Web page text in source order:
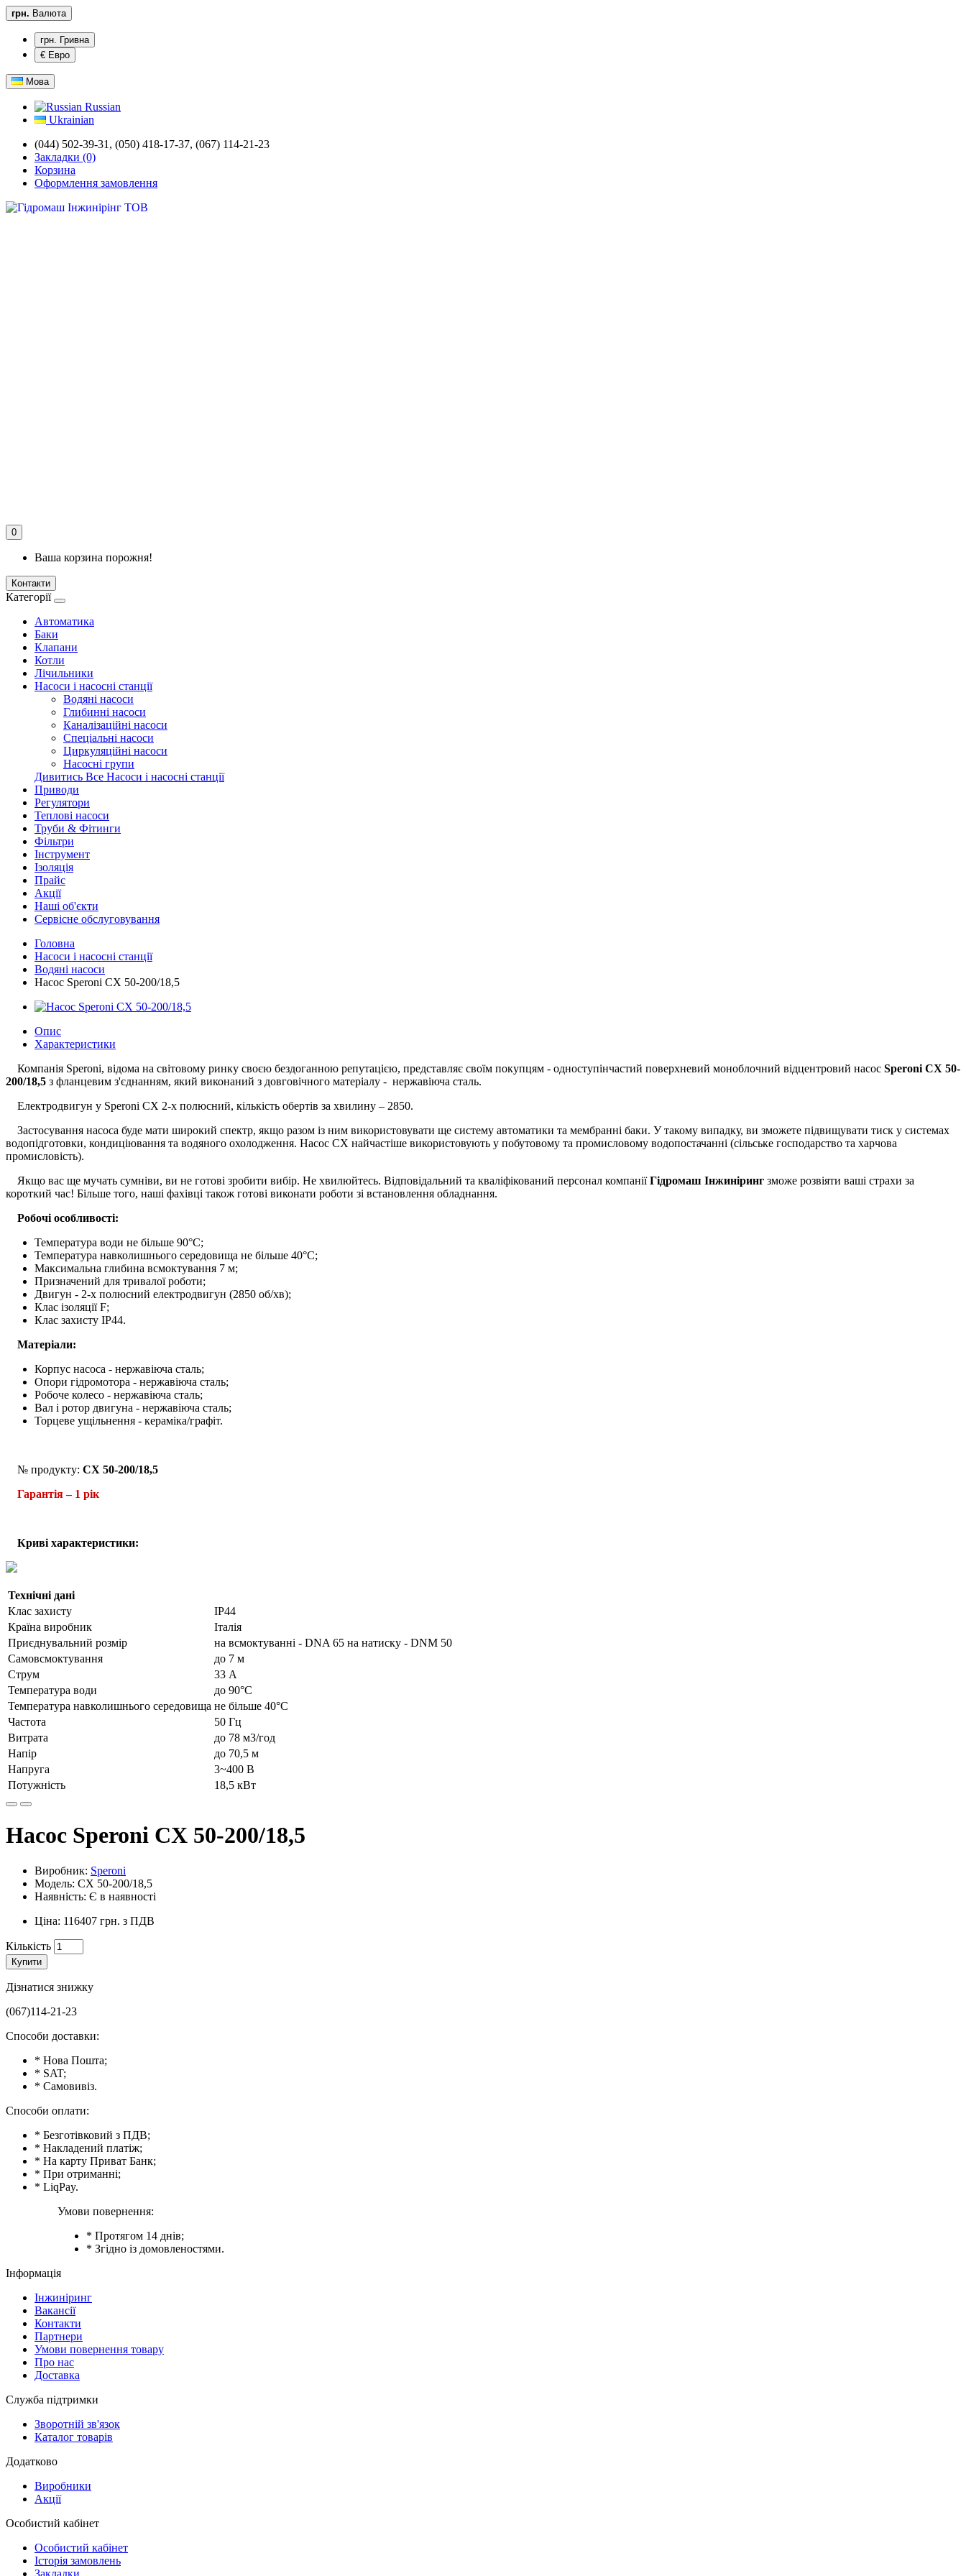
грн. Валюта
грн. Гривна
€ Евро
Мова
Russian
Ukrainian
(044) 502-39-31, (050) 418-17-37, (067) 114-21-23
Закладки (0)
Корзина
Оформлення замовлення
0
Ваша корзина порожня!
Контакти
Категорії
Автоматика
Баки
Клапани
Котли
Лічильники
Насоси і насосні станції
Водяні насоси
Глибинні насоси
Каналізаційні насоси
Спеціальні насоси
Циркуляційні насоси
Насосні групи
Дивитись Все Насоси і насосні станції
Приводи
Регулятори
Теплові насоси
Труби & Фітинги
Фільтри
Інструмент
Ізоляція
Прайс
Акції
Наші об'єкти
Сервісне обслуговування
Головна
Насоси і насосні станції
Водяні насоси
Насос Speroni CX 50-200/18,5
Опис
Характеристики
Компанія Speroni, відома на світовому ринку своєю бездоганною репутацією, представляє своїм покупцям - одноступінчастий поверхневий моноблочний відцентровий насос Speroni CX 50-
200/18,5 з фланцевим з'єднанням, який виконаний з довговічного матеріалу - нержавіюча сталь.
Електродвигун у Speroni CX 2-х полюсний, кількість обертів за хвилину – 2850.
Застосування насоса буде мати широкий спектр, якщо разом із ним використовувати ще систему автоматики та мембранні баки. У такому випадку, ви зможете підвищувати тиск у системах
водопідготовки, кондиціювання та водяного охолодження. Насос CX найчастіше використовують у побутовому та промисловому водопостачанні (сільське господарство та харчова
промисловість).
Якщо вас ще мучать сумніви, ви не готові зробити вибір. Не хвилюйтесь. Відповідальний та кваліфікований персонал компаніїГідромаш Інжиніринг зможе розвіяти ваші страхи за
короткий час! Більше того, наші фахівці також готові виконати роботи зі встановлення обладнання.
Робочі особливості:
Температура води не більше 90°C;
Температура навколишнього середовища не більше 40°C;
Максимальна глибина всмоктування 7 м;
Призначений для тривалої роботи;
Двигун - 2-х полюсний електродвигун (2850 об/хв);
Клас ізоляції F;
Клас захисту IP44.
Матеріали:
Корпус насоса - нержавіюча сталь;
Опори гідромотора - нержавіюча сталь;
Робоче колесо - нержавіюча сталь;
Вал і ротор двигуна - нержавіюча сталь;
Торцеве ущільнення - кераміка/графіт.
№ продукту: CX 50-200/18,5
Гарантія – 1 рік
Криві характеристики:
Технічні дані
Клас захисту
IP44
Країна виробник
Італія
Приєднувальний розмір
на всмоктуванні - DNA 65 на натиску - DNM 50
Самовсмоктування
до 7 м
Струм
33 А
Температура води
до 90°C
Температура навколишнього середовища не більше 40°C
Частота
50 Гц
Витрата
до 78 м3/год
Напір
до 70,5 м
Напруга
3~400 В
Потужність
18,5 кВт
Насос Speroni CX 50-200/18,5
Виробник: Speroni
Модель: CX 50-200/18,5
Наявність: Є в наявності
Ціна: 116407 грн. з ПДВ
Кількість
Купити
Дізнатися знижку
(067)114-21-23
Способи доставки:
* Нова Пошта;
* SAT;
* Самовивіз.
Способи оплати:
* Безготівковий з ПДВ;
* Накладений платіж;
* На карту Приват Банк;
* При отриманні;
* LiqPay.
Умови повернення:
* Протягом 14 днів;
* Згідно із домовленостями.
Інформація
Інжиніринг
Вакансії
Контакти
Партнери
Умови повернення товару
Про нас
Доставка
Служба підтримки
Зворотній зв'язок
Каталог товарів
Додатково
Виробники
Акції
Особистий кабінет
Особистий кабінет
Історія замовлень
Закладки